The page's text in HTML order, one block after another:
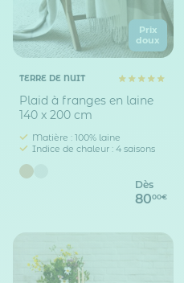
Prix
doux
TERRE DE NUIT
Plaid à franges en laine
140 x 200 cm
Matière : 100% laine
Indice de chaleur : 4 saisons
Dès
8000€